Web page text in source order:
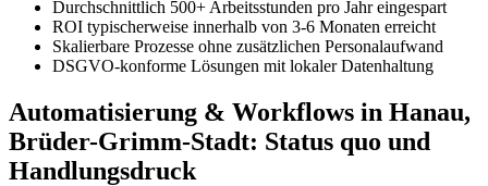
Durchschnittlich 500+ Arbeitsstunden pro Jahr eingespart
ROI typischerweise innerhalb von 3-6 Monaten erreicht
Skalierbare Prozesse ohne zusätzlichen Personalaufwand
DSGVO-konforme Lösungen mit lokaler Datenhaltung
Automatisierung & Workflows in Hanau,
Brüder-Grimm-Stadt: Status quo und
Handlungsdruck